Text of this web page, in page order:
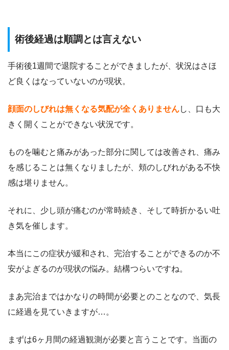
術後経過は順調とは言えない
手術後1週間で退院することができましたが、状況はさほ
ど良くはなっていないのが現状。
顔面のしびれは無くなる気配が全くありませんし、口も大
きく開くことができない状況です。
ものを噛むと痛みがあった部分に関しては改善され、痛み
を感じることは無くなりましたが、頬のしびれがある不快
感は堪りません。
それに、少し頭が痛むのが常時続き、そして時折かるい吐
き気を催します。
本当にこの症状が緩和され、完治することができるのか不
安がよぎるのが現状の悩み。結構つらいですね。
まあ完治まではかなりの時間が必要とのことなので、気長
に経過を見ていきますが…。
まずは6ヶ月間の経過観測が必要と言うことです。当面の